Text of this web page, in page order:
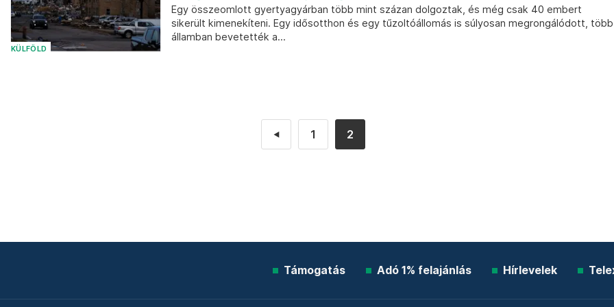
KÜLFÖLD
Egy összeomlott gyertyagyárban több mint százan dolgoztak, és még csak 40 embert
sikerült kimenekíteni. Egy idősotthon és egy tűzoltóállomás is súlyosan megrongálódott, több
államban bevetették a...
◄ 1 2
Támogatás Adó 1% felajánlás Hírlevelek